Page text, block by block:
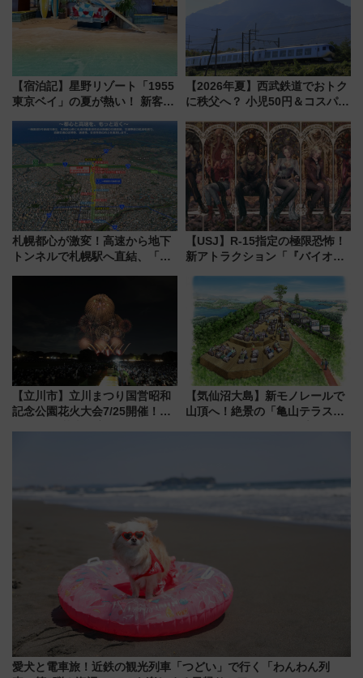
【宿泊記】星野リゾート「1955
東京ベイ」の夏が熱い！ 新客室
メリカングルメ＆絶品スイーツ
を満喫（千葉県浦安市）
【2026年夏】西武鉄道でおトク
に秩父へ？ 小児50円＆コスパ最
族旅行！ 深夜の正丸トンネル探
検や特急ラビューも
札幌都心が激変！高速から地下
トンネルで札幌駅へ直結、「創
【USJ】R-15指定の極限恐怖！
新アトラクション「『バイオハ
ブ」今秋登場 ―予測不能の恐
怖に泣き叫べ―
【立川市】立川まつり国営昭和
記念公園花火大会7/25開催！
【気仙沼大島】新モノレールで
山頂へ！絶景の「亀山テラス
愛犬と電車旅！近鉄の観光列車「つどい」で行く「わんわん列